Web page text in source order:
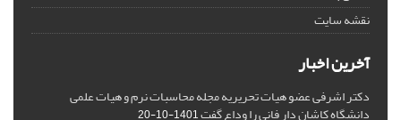
نقشه سایت
آخرین اخبار
دکتر اشرفی عضو هیات تحریریه مجله محاسبات نرم و هیات علمی
دانشگاه کاشان دار فانی را وداع گفت1401-10-20